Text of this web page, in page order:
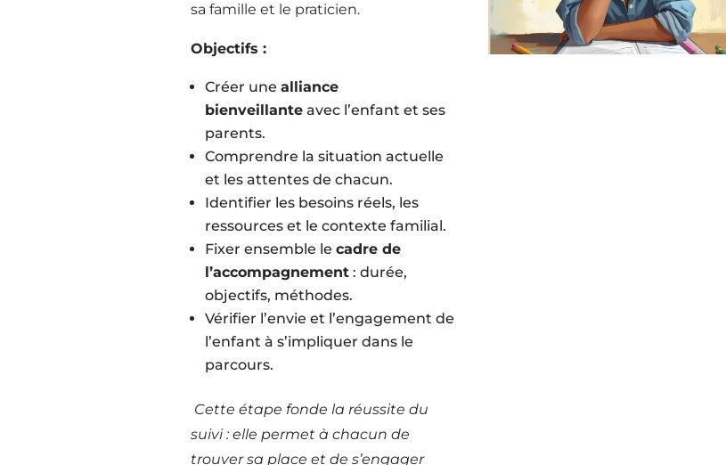
sa famille et le praticien.
Objectifs :
Créer une alliance
bienveillante avec l’enfant et ses
parents.
Comprendre la situation actuelle
et les attentes de chacun.
Identifier les besoins réels, les
ressources et le contexte familial.
Fixer ensemble le cadre de
l’accompagnement : durée,
objectifs, méthodes.
Vérifier l’envie et l’engagement de
l’enfant à s’impliquer dans le
parcours.
Cette étape fonde la réussite du
suivi : elle permet à chacun de
trouver sa place et de s’engager